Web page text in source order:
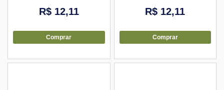
R$12,11
Comprar
R$ 12,11
Comprar